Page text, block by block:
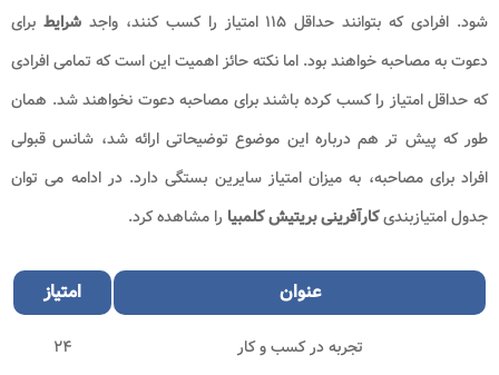
شود. افرادی که بتوانند حداقل ۱۱۵ امتیاز را کسب کنند، واجد
شرایط برای
دعوت به مصاحبه خواهند بود. اما نکته حائز اهمیت این است که تمامی افرادی
که حداقل امتیاز را کسب کرده باشند برای مصاحبه دعوت نخواهند شد. همان
طور که پیش تر هم درباره این موضوع توضیحاتی ارائه شد، شانس قبولی
افراد برای مصاحبه، به میزان امتیاز سایرین بستگی دارد. در ادامه می توان
جدول امتیازبندیکارآفرینی بریتیش کلمبیا را مشاهده کرد.
عنوان امتیاز
تجربه در کسب و کار ۲۴